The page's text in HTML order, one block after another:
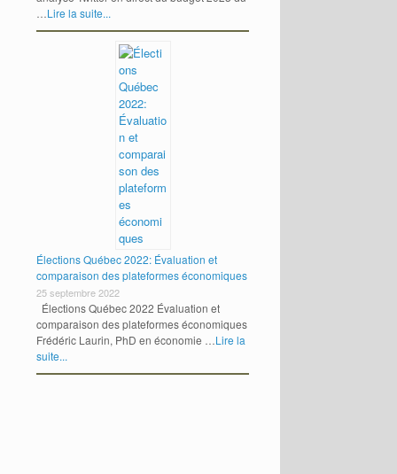
…Lire la suite...
Élections Québec 2022: Évaluation et
comparaison des plateformes économiques
25 septembre 2022
Élections Québec 2022 Évaluation et
comparaison des plateformes économiques
Frédéric Laurin, PhD en économie …Lire la
suite...